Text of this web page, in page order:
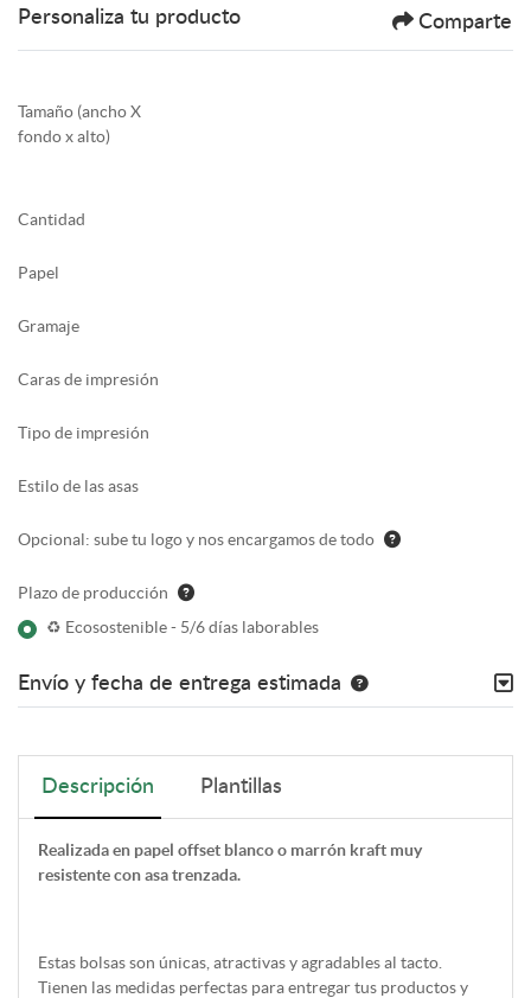
Personaliza tu producto Comparte
Tamaño (ancho X
fondo x alto)
Cantidad
Papel
Gramaje
Caras de impresión
Tipo de impresión
Estilo de las asas
Opcional: sube tu logo y nos encargamos de todo
Plazo de producción
♻ Ecosostenible - 5/6 días laborables
Envío y fecha de entrega estimada
Descripción Plantillas
Realizada en papel offset blanco o marrón kraft muy
resistente con asa trenzada.
Estas bolsas son únicas, atractivas y agradables al tacto.
Tienen las medidas perfectas para entregar tus productos y